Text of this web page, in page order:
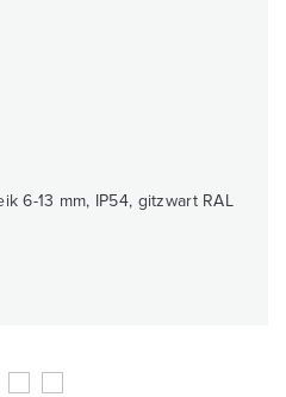
6-13 mm, IP54, gitzwart RAL